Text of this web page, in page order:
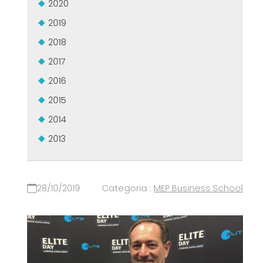
2020
2019
2018
2017
2016
2015
2014
2013
28/10/2019 Categoria : MEP Business School